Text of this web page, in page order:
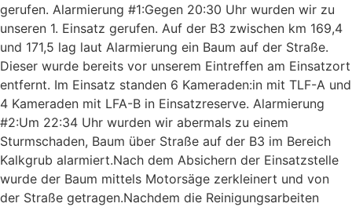
gerufen. Alarmierung #1:Gegen 20:30 Uhr wurden wir zu
unseren 1. Einsatz gerufen. Auf der B3 zwischen km 169,4
und 171,5 lag laut Alarmierung ein Baum auf der Straße.
Dieser wurde bereits vor unserem Eintreffen am Einsatzort
entfernt. Im Einsatz standen 6 Kameraden:in mit TLF-A und
4 Kameraden mit LFA-B in Einsatzreserve. Alarmierung
#2:Um 22:34 Uhr wurden wir abermals zu einem
Sturmschaden, Baum über Straße auf der B3 im Bereich
Kalkgrub alarmiert.Nach dem Absichern der Einsatzstelle
wurde der Baum mittels Motorsäge zerkleinert und von
der Straße getragen.Nachdem die Reinigungsarbeiten